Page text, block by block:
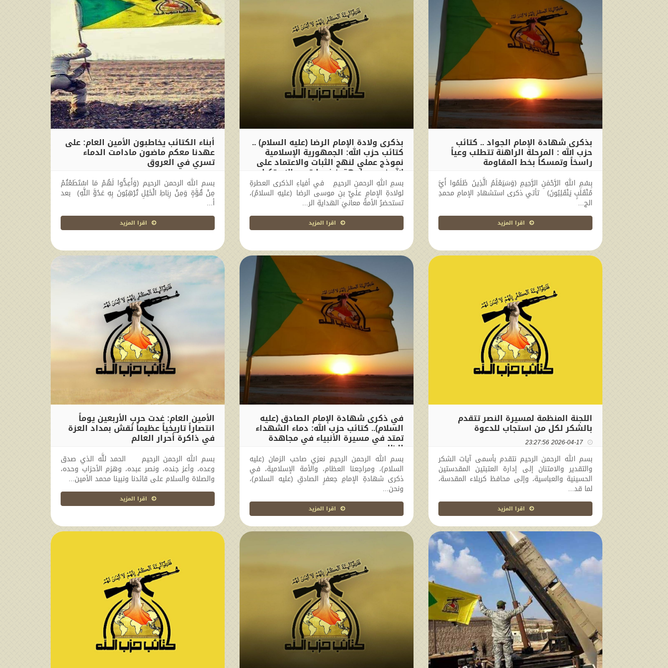
بذكرى شهادة الإمام الجواد .. كتائب
حزب الله : المرحلة الراهنة تتطلب وعياً
راسخاً وتمسكاً بخط المقاومة
2026-05-16 16:39:57
بِسْمِ اللهِ الرَّحْمٰنِ الرَّحِيمِ ﴿وَسَيَعْلَمُ الَّذِينَ ظَلَمُوا أَيَّ
مُنْقَلَبٍ يَنْقَلِبُونَ﴾ تأتي ذكرى استشهادِ الإمامِ محمدِ
الج...
اقرا المزيد
بذكرى ولادة الإمام الرضا (عليه السلام) ..
كتائب حزب الله: الجمهورية الإسلامية
نموذج عملي لنهج الثبات والاعتماد على
الله في مواجهة ضغوط قوى الاستكبار
العالمي
2026-04-29 17:35:14
بسمِ اللهِ الرحمنِ الرحيمِ في أفياءِ الذكرى العطرةِ
لولادةِ الإمامِ عليِّ بنِ موسى الرضا (عليهِ السلامُ)،
تستحضرُ الأمةُ معانيَ الهدايةِ الر...
اقرا المزيد
أبناء الكتائب يخاطبون الأمين العام: على
عهدنا معكم ماضون مادامت الدماء
تسري في العروق
2026-04-18 18:05:16
بسم الله الرحمن الرحيم (وَأَعِدُّوا لَهُمْ مَا اسْتَطَعْتُمْ
مِنْ قُوَّةٍ وَمِنْ رِبَاطِ الْخَيْلِ تُرْهِبُونَ بِهِ عَدُوَّ اللَّهِ) بعد
أ...
اقرا المزيد
اللجنة المنظمة لمسيرة النصر تتقدم
بالشكر لكل من استجاب للدعوة
2026-04-17 23:27:56
بسم الله الرحمن الرحيم نتقدم بأسمى آيات الشكر
والتقدير والامتنان إلى إدارة العتبتين المقدستين
الحسينية والعباسية، وإلى محافظ كربلاء المقدسة،
لما قد...
اقرا المزيد
في ذكرى شهادة الإمام الصادق (عليه
السلام).. كتائب حزب الله: دماء الشهداء
تمتد في مسيرة الأنبياء في مجاهدة
الظلم
2026-04-14 19:13:37
بسم الله الرحمن الرحيم نعزي صاحب الزمان (عليه
السلام)، ومراجعنا العظام، والأمة الإسلامية، ​في
ذكرى شهادةِ الإمامِ جعفرٍ الصادقِ (عليه السلام)،
ونحن...
اقرا المزيد
الأمين العام: غدت حرب الأربعين يوماً
انتصاراً تاريخياً عظيماً نُقش بمداد العزة
في ذاكرة أحرار العالم
2026-04-11 13:04:07
بسم الله الرحمن الرحيم الحمد للَّه الذي صدق
وعده، وأعز جنده، ونصر عبده، وهزم الأحزاب وحده،
والصلاة والسلام على قائدنا ونبينا محمد الأمين...
اقرا المزيد